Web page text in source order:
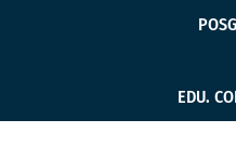
EDU.